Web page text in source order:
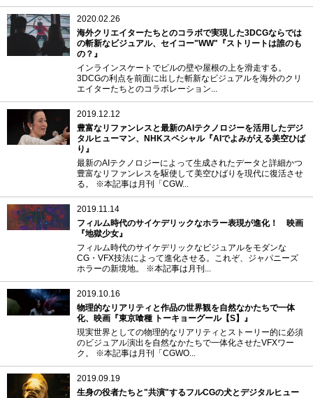
2020.02.26
海外クリエイターたちとのコラボで実現した3DCGならでは
の斬新なビジュアル、セイコー"WW"『ストリートは誰のも
の？』
インラインスケートでビルの壁や屋根の上を滑走する。
3DCGの利点を前面に出した斬新なビジュアルを海外のクリ
エイターたちとのコラボレーション...
2019.12.12
豊富なリファンレスと最新のAIテクノロジーを活用したデジ
タルヒューマン、NHKスペシャル『AIでよみがえる美空ひば
り』
最新のAIテクノロジーによって生成されたデータと詳細かつ
豊富なリファンレスを駆使して美空ひばりを現代に復活させ
る。 ※本記事は月刊「CGW...
2019.11.14
フィルム時代のサイケデリックなホラー表現が進化！ 映画
『地獄少女』
フィルム時代のサイケデリックなビジュアルをモダンな
CG・VFX技法によって進化させる。これぞ、ジャパニーズ
ホラーの新境地。 ※本記事は月刊...
2019.10.16
物理的なリアリティと作品の世界観を自然なかたちで一体
化、映画『東京喰種 トーキョーグール【S】』
現実世界としての物理的なリアリティとストーリー的に必須
のビジュアル演出を自然なかたちで一体化させたVFXワー
ク。 ※本記事は月刊「CGWO...
2019.09.19
生身の役者たちと"共演"するフルCGの犬とデジタルヒュー